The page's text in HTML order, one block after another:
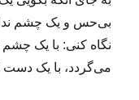
بی‌حس و یک چشم
نگاه کنی: با یک چشم
می‌گردد، با یک